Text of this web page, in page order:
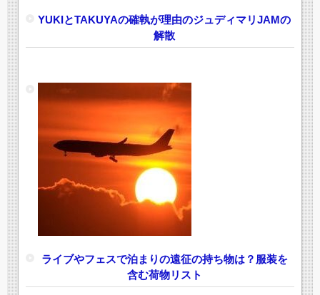
YUKIとTAKUYAの確執が理由のジュディマリJAMの
解散
ライブやフェスで泊まりの遠征の持ち物は？服装を
含む荷物リスト